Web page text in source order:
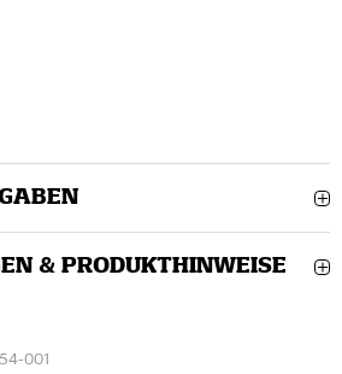
& PRODUKTHINWEISE
001